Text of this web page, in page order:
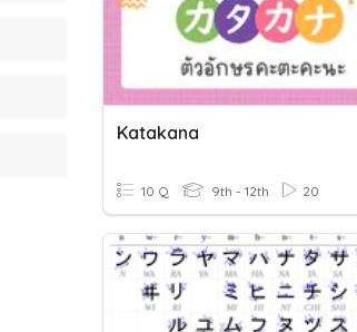
Katakana
10 Q 9th - 12th 20